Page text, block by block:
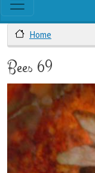
Home
Bees 69